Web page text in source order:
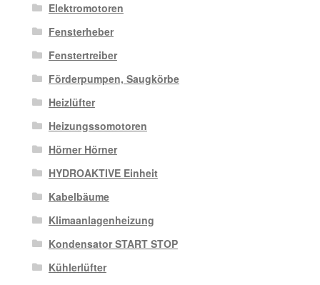
Elektromotoren
Fensterheber
Fenstertreiber
Förderpumpen, Saugkörbe
Heizlüfter
Heizungssomotoren
Hörner Hörner
HYDROAKTIVE Einheit
Kabelbäume
Klimaanlagenheizung
Kondensator START STOP
Kühlerlüfter